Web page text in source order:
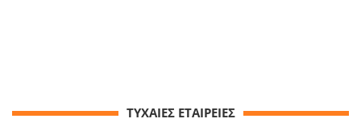
ΤΥΧΑΙΕΣ ΕΤΑΙΡΕΙΕΣ